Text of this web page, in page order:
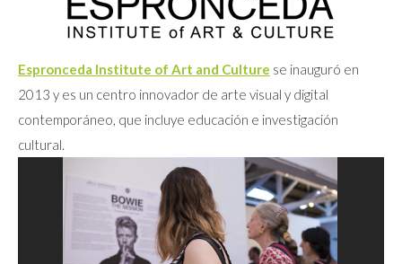
Espronceda Institute of Art and Culture se inauguró en
2013 y es un centro innovador de arte visual y digital
contemporáneo, que incluye educación e investigación
cultural.